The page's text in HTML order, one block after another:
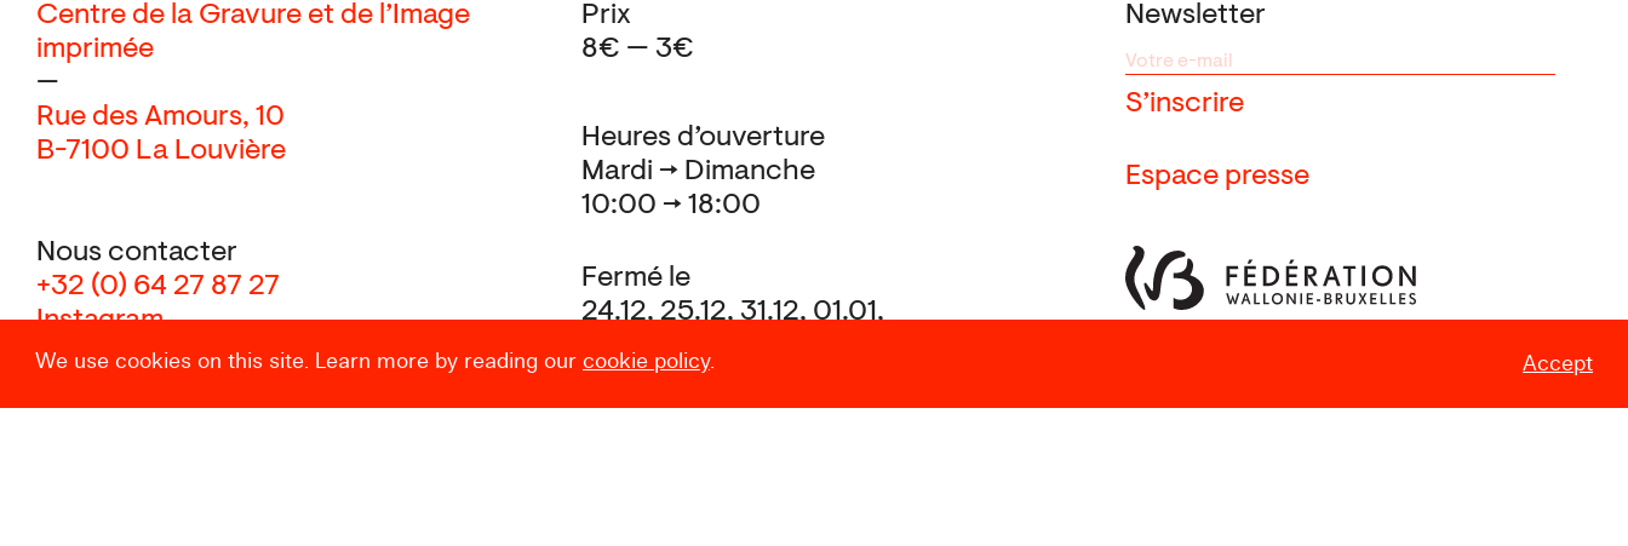
We use cookies on this site. Learn more by reading our cookie policy. Accept
Centre de la Gravure et de l’Image
imprimée
—
Rue des Amours, 10
B-7100 La Louvière
Nous contacter
+32 (0) 64 27 87 27
Instagram
Newsletter
Espace presse
Heures d’ouverture
Mardi → Dimanche
10:00 → 18:00
Fermé le
24.12, 25.12, 31.12, 01.01,
et pendant le Laetare (Carnaval)
Prix
8€ — 3€